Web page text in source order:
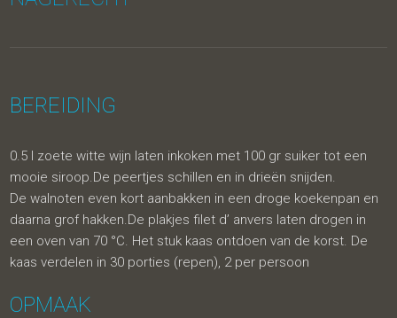
BEREIDING
0.5 l zoete witte wijn laten inkoken met 100 gr suiker tot een
mooie siroop.De peertjes schillen en in drieën snijden.
De walnoten even kort aanbakken in een droge koekenpan en
daarna grof hakken.De plakjes filet d’ anvers laten drogen in
een oven van 70 °C. Het stuk kaas ontdoen van de korst. De
kaas verdelen in 30 porties (repen), 2 per persoon
OPMAAK